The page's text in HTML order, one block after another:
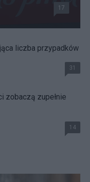
17
liczba przypadków
31
zobaczą zupełnie
14